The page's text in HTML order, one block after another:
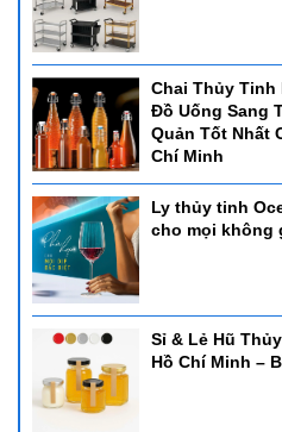
Chai Thủy Tinh
Đồ Uống Sang
Quản Tốt Nhất
Chí Minh
Ly thủy tinh
cho mọi không
Sỉ & Lẻ Hũ
Hồ Chí Minh –